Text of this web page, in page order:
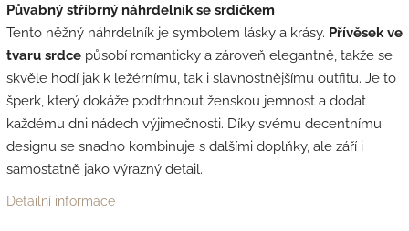
Půvabný stříbrný náhrdelník se srdíčkem
Tento něžný náhrdelník je symbolem lásky a krásy. Přívěsek ve
tvaru srdce působí romanticky a zároveň elegantně, takže se
skvěle hodí jak k ležérnímu, tak i slavnostnějšímu outfitu. Je to
šperk, který dokáže podtrhnout ženskou jemnost a dodat
každému dni nádech výjimečnosti. Díky svému decentnímu
designu se snadno kombinuje s dalšími doplňky, ale září i
samostatně jako výrazný detail.
Detailní informace